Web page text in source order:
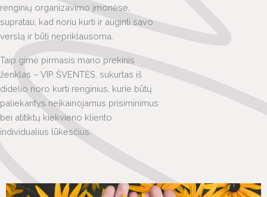
renginių organizavimo įmonėse,
supratau, kad noriu kurti ir auginti savo
verslą ir būti nepriklausoma.
Taip gimė pirmasis mano prekinis
ženklas – VIP ŠVENTĖS, sukurtas iš
didelio noro kurti renginius, kurie būtų
paliekantys neįkainojamus prisiminimus
bei atitiktų kiekvieno kliento
individualius lūkesčius.